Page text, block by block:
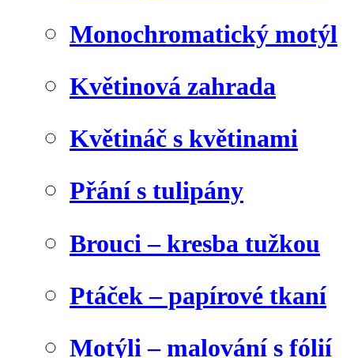
Monochromatický motýl
Květinová zahrada
Květináč s květinami
Přání s tulipány
Brouci – kresba tužkou
Ptáček – papírové tkaní
Motýli – malování s fólií